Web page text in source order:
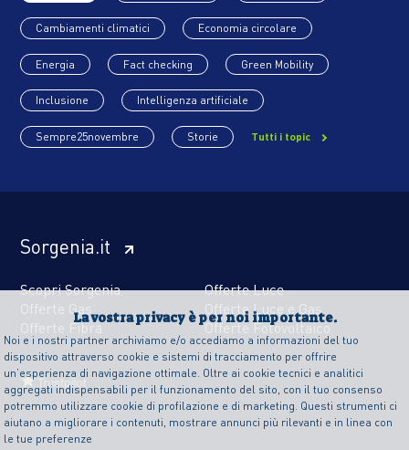
La vostra privacy è per noi importante.
Noi e i nostri partner archiviamo e/o accediamo a informazioni del tuo
dispositivo attraverso cookie e sistemi di tracciamento per offrire
un’esperienza di navigazione ottimale. Oltre ai cookie tecnici e analitici
aggregati indispensabili per il funzionamento del sito, con il tuo consenso
potremmo utilizzare cookie di profilazione e di marketing. Questi strumenti ci
aiutano a migliorare i contenuti, mostrare annunci più rilevanti e in linea con
le tue preferenze
Cambiamenti climatici Economia circolare
Energia Fact checking Green Mobility
Inclusione Intelligenza artificiale
Sempre25novembre Storie Tutti i topic
Sorgenia.it
Scopri Sorgenia
Offerte Luce
Offerte Gas
Offerte Luce e Gas
Offerte Fibra
Offerte Fotovoltaico